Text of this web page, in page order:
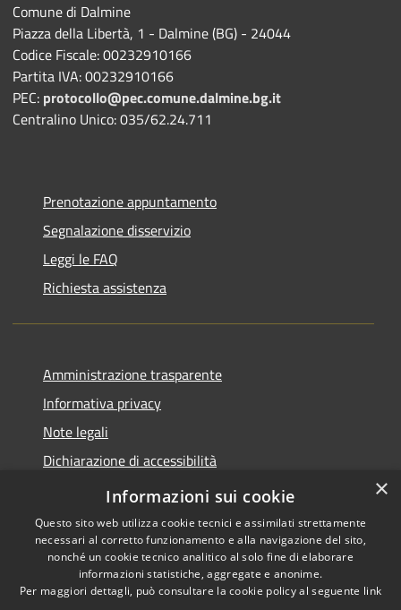
Comune di Dalmine
Piazza della Libertà, 1 - Dalmine (BG) - 24044
Codice Fiscale: 00232910166
Partita IVA: 00232910166
PEC: protocollo@pec.comune.dalmine.bg.it
Centralino Unico: 035/62.24.711
Prenotazione appuntamento
Segnalazione disservizio
Leggi le FAQ
Richiesta assistenza
Amministrazione trasparente
Informativa privacy
Note legali
Dichiarazione di accessibilità
Piano di miglioramento del sito
Accessibility
Copyright © 2026 • Comune di
Dalmine • Powered by
×
Informazioni sui cookie
Questo sito web utilizza cookie tecnici e assimilati strettamente
necessari al corretto funzionamento e alla navigazione del sito,
nonché un cookie tecnico analitico al solo fine di elaborare
informazioni statistiche, aggregate e anonime.
Per maggiori dettagli, può consultare la cookie policy al seguente link